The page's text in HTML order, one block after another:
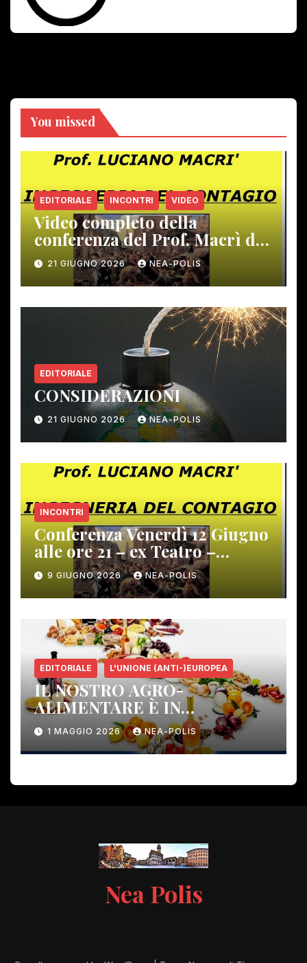
You missed
EDITORIALE INCONTRI VIDEO
Video completo della
conferenza del Prof. Macrì del
12 giugno scorso
21 GIUGNO 2026 NEA-POLIS
EDITORIALE
CONSIDERAZIONI
21 GIUGNO 2026 NEA-POLIS
INCONTRI
Conferenza Venerdì 12 Giugno
alle ore 21 – ex Teatro –
Gambassi Terme –
9 GIUGNO 2026 NEA-POLIS
EDITORIALE L'UNIONE (ANTI-)EUROPEA
IL NOSTRO AGRO-
ALIMENTARE È IN
PERICOLO!
1 MAGGIO 2026 NEA-POLIS
Nea Polis